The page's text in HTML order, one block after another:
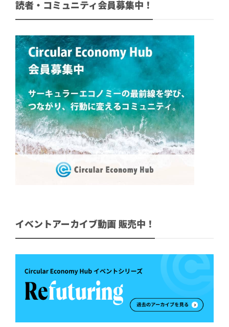
読者・コミュニティ会員募集中！
イベントアーカイブ動画 販売中！